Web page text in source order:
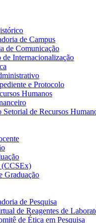
principal
de Campus
de Comunicação
de Internacionalização
e Protocolo
Humanos
Setorial de Recursos
(CCSEx)
Graduação
de Pesquisa
de Reagentes de
de Ética em Pesquisa